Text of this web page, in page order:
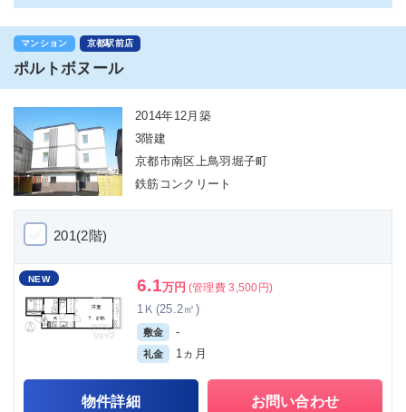
マンション 京都駅前店
ポルトボヌール
2014年12月築
3階建
京都市南区上鳥羽堀子町
鉄筋コンクリート
201(2階)
NEW 6.1万円 (管理費 3,500円)
1Ｋ(25.2㎡)
敷金 -
礼金 1ヵ月
物件詳細 お問い合わせ